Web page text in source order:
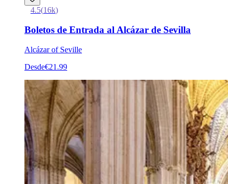
4.5(16k)
Boletos de Entrada al Alcázar de Sevilla
Alcázar of Seville
Desde€21.99